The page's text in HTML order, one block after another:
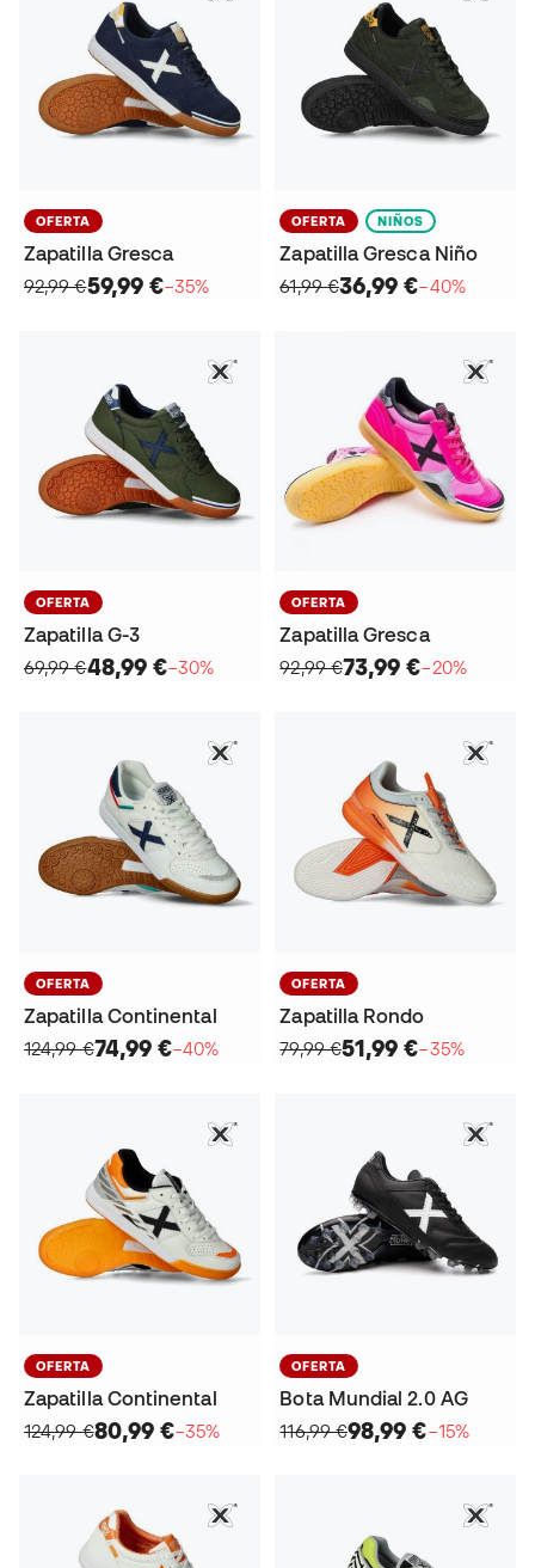
OFERTA
Zapatilla Gresca
92,99 €59,99 €−35%
OFERTA NIÑOS
Zapatilla Gresca Niño
61,99 €36,99 €−40%
OFERTA
Zapatilla G-3
69,99 €48,99 €−30%
OFERTA
Zapatilla Gresca
92,99 €73,99 €−20%
OFERTA
Zapatilla Continental
124,99 €74,99 €−40%
OFERTA
Zapatilla Rondo
79,99 €51,99 €−35%
OFERTA
Zapatilla Continental
124,99 €80,99 €−35%
OFERTA
Bota Mundial 2.0 AG
116,99 €98,99 €−15%